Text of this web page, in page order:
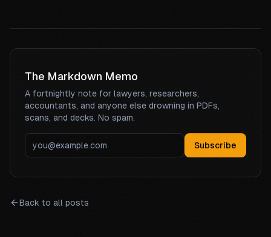
The Markdown Memo
A fortnightly note for lawyers, researchers,
accountants, and anyone else drowning in PDFs,
scans, and decks. No spam.
Subscribe
Back to all posts